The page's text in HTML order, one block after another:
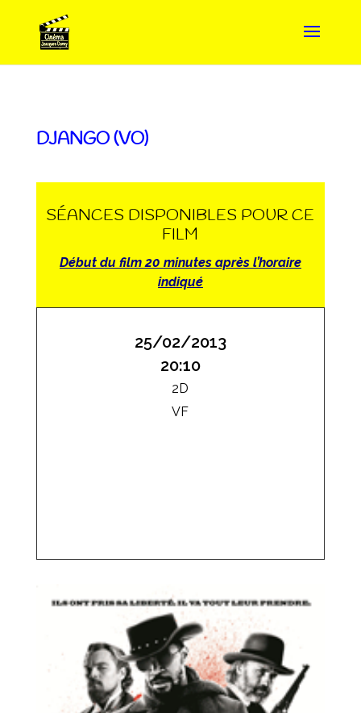
DJANGO (VO)
SÉANCES DISPONIBLES POUR CE
FILM
Début du film 20 minutes après l’horaire
indiqué
25/02/2013
20:10
2D
VF